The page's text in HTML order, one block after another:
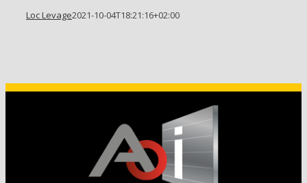
Loc Levage2021-10-04T18:21:16+02:00